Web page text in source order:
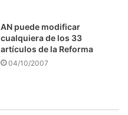
AN puede modificar
cualquiera de los 33
artículos de la Reforma
04/10/2007